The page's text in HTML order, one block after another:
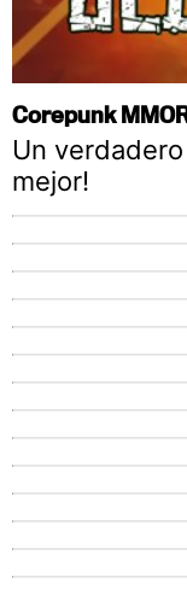
Corepunk
Un
mejor!